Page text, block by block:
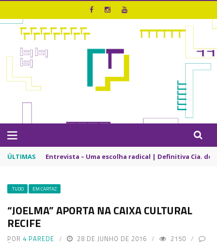
ÚLTIMAS Entrevista – Uma escolha radical | Definitiva Cia. de
.TUDO EM CARTAZ
“JOELMA” APORTA NA CAIXA CULTURAL
RECIFE
POR 4 PAREDE 28 DE JUNHO DE 2016 2150